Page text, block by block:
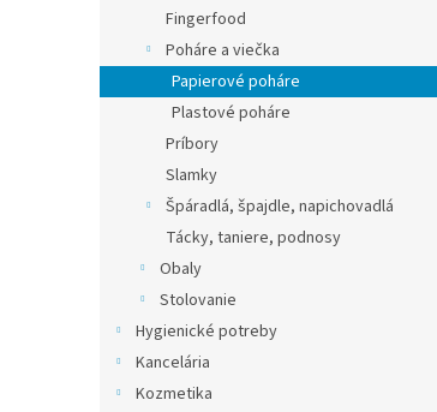
Fingerfood
Poháre a viečka
Papierové poháre
Plastové poháre
Príbory
Slamky
Špáradlá, špajdle, napichovadlá
Tácky, taniere, podnosy
Obaly
Stolovanie
Hygienické potreby
Kancelária
Kozmetika